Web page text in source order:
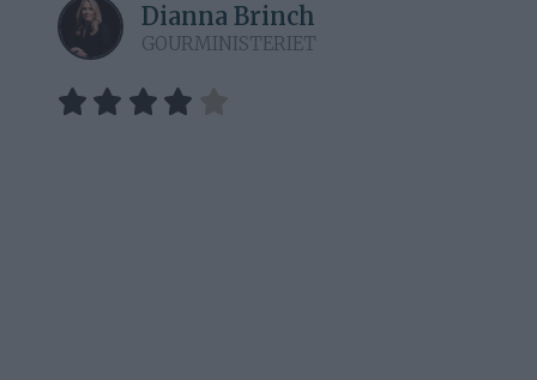
Dianna Brinch
GOURMINISTERIET